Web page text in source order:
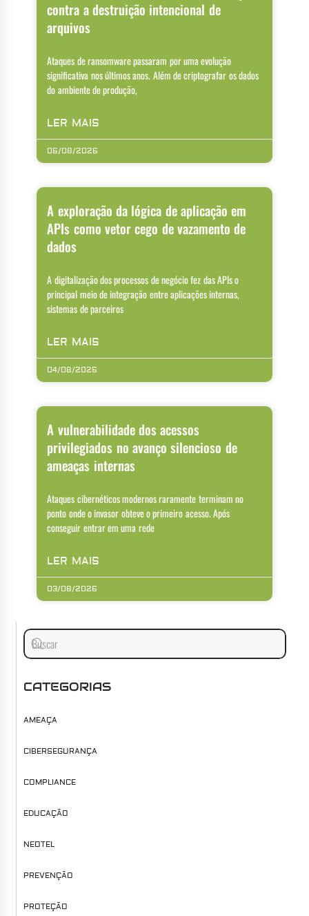
contra a destruição intencional de
arquivos
Ataques de ransomware passaram por uma evolução
significativa nos últimos anos. Além de criptografar os dados
do ambiente de produção,
LER MAIS
06/08/2026
A exploração da lógica de aplicação em
APIs como vetor cego de vazamento de
dados
A digitalização dos processos de negócio fez das APIs o
principal meio de integração entre aplicações internas,
sistemas de parceiros
LER MAIS
04/08/2026
A vulnerabilidade dos acessos
privilegiados no avanço silencioso de
ameaças internas
Ataques cibernéticos modernos raramente terminam no
ponto onde o invasor obteve o primeiro acesso. Após
conseguir entrar em uma rede
LER MAIS
03/08/2026
CATEGORIAS
AMEAÇA
CIBERSEGURANÇA
COMPLIANCE
EDUCAÇÃO
NEOTEL
PREVENÇÃO
PROTEÇÃO